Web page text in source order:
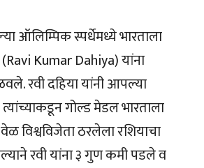
स्पर्धेमध्ये भारताला
Kumar Dahiya) यांना
रवी दहिया यांनी आपल्या
गोल्ड मेडल भारताला
विश्वविजेता ठरलेला रशियाचा
रवी यांना ३ गुण कमी पडले व